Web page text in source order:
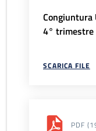
4° trimestre
SCARICA FILE
PDF